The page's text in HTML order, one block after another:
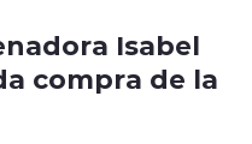
Isabel
compra de la